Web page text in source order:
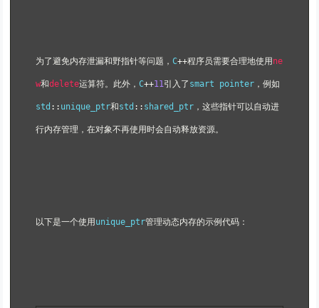
为了避免内存泄漏和野指针等问题，C++程序员需要合理地使用 ne
w和delete运算符。此外，C++11引入了 smart pointer ，例如
std :: unique_ptr和std :: shared_ptr ，这些指针可以自动进
行内存管理，在对象不再使用时会自动释放资源。
以下是一个使用 unique_ptr管理动态内存的示例代码：